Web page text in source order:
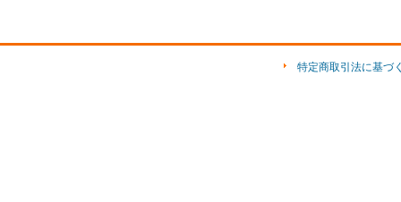
特定商取引法に基づ